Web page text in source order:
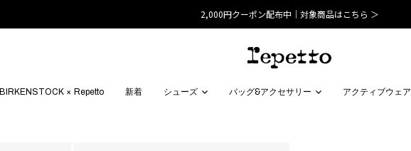
2,000円クーポン配布中｜対象商品はこちら ＞
BIRKENSTOCK × Repetto 新着 シューズ バッグ&アクセサリー アクティブウェア